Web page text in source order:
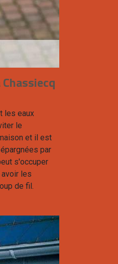
les eaux
le
et il est
par
s'occuper
les
de fil.